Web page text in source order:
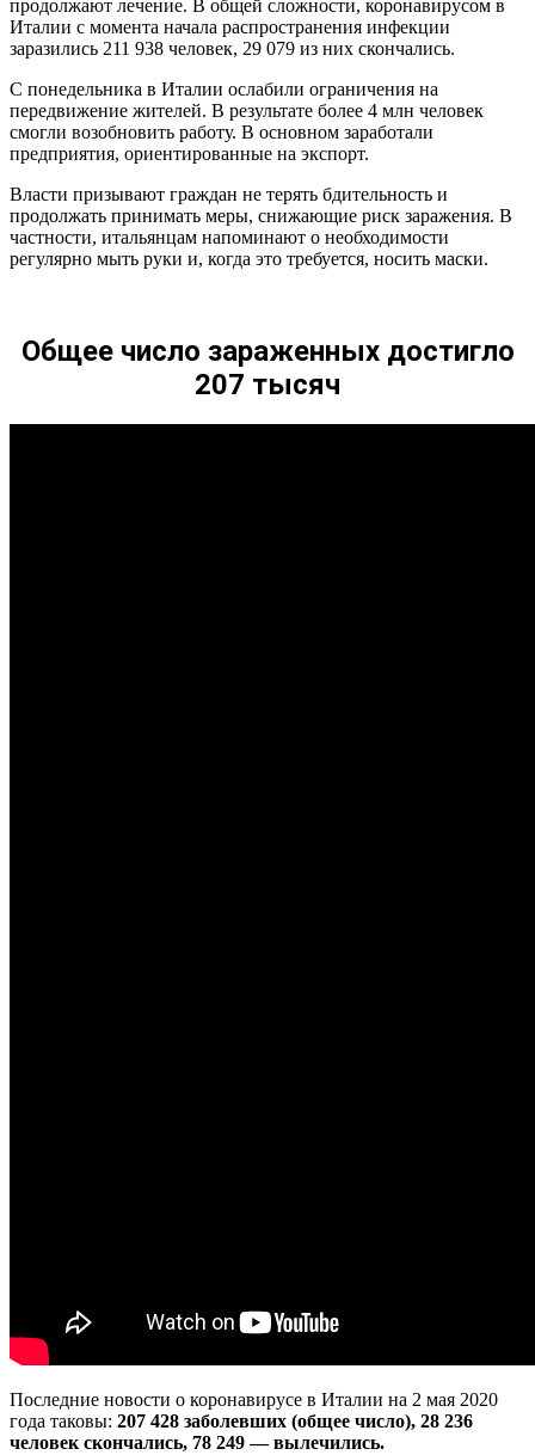
за коронавируса
Посол в Италии назвал работу российских военных в Бергамо
Коронавирус в Италии на сегодня 31 марта, что сколько
зараженных и умерших
В Италии от коронавируса уже погибло больше людей, чем в
Статистика пандемии
По количеству заболевших «в лидерах»:
Коронавирус в Италии сегодня, 19 марта, что происходит,
сколько зараженных и умерших, закрыты ли границы
В Италии объяснили высокую смертность от коронавируса
Всю Италию закрыли на въезд и выезд из-за коронавируса
Угроза рецессии в экономике Италии
Россияне начали отменять туры в Италию из-за вспышки
коронавируса
продолжают лечение. В общей сложности, коронавирусом в
Италии с момента начала распространения инфекции
заразились 211 938 человек, 29 079 из них скончались.
С понедельника в Италии ослабили ограничения на
передвижение жителей. В результате более 4 млн человек
смогли возобновить работу. В основном заработали
предприятия, ориентированные на экспорт.
Власти призывают граждан не терять бдительность и
продолжать принимать меры, снижающие риск заражения. В
частности, итальянцам напоминают о необходимости
регулярно мыть руки и, когда это требуется, носить маски.
Общее число зараженных достигло
207 тысяч
Последние новости о коронавирусе в Италии на 2 мая 2020
года таковы: 207 428 заболевших (общее число), 28 236
человек скончались, 78 249 — вылечились.